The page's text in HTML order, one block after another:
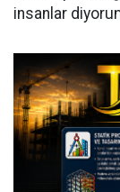
insanlar